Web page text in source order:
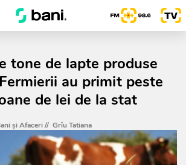
tone de lapte produse
au primit peste
de lei de la stat
și Afaceri// Grîu Tatiana